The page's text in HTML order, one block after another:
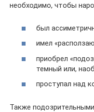
необходимо, чтобы
был
имел
приобрел
темный или,
проступал над
Также